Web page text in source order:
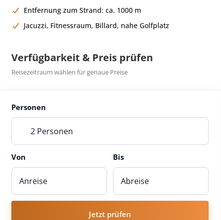
Entfernung zum Strand: ca. 1000 m
Jacuzzi, Fitnessraum, Billard, nahe Golfplatz
Verfügbarkeit & Preis prüfen
Reisezeitraum wählen für genaue Preise
Personen
2 Personen
Von Bis
Jetzt prüfen